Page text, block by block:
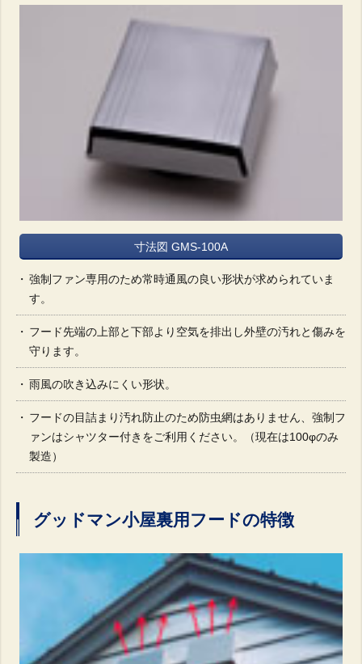
寸法図 GMS-100A
強制ファン専用のため常時通風の良い形状が求められていま
す。
フード先端の上部と下部より空気を排出し外壁の汚れと傷みを
守ります。
雨風の吹き込みにくい形状。
フードの目詰まり汚れ防止のため防虫網はありません、強制フ
ァンはシャツター付きをご利用ください。（現在は100φのみ
製造）
グッドマン小屋裏用フードの特徴